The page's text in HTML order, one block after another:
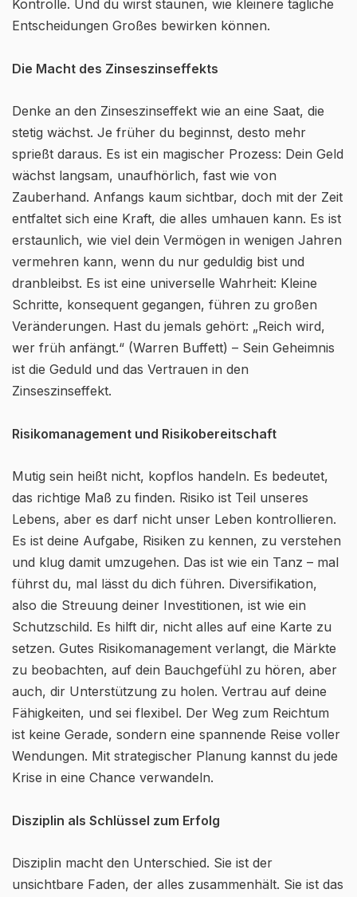
Kontrolle. Und du wirst staunen, wie kleinere tägliche
Entscheidungen Großes bewirken können.
Die Macht des Zinseszinseffekts
Denke an den Zinseszinseffekt wie an eine Saat, die
stetig wächst. Je früher du beginnst, desto mehr
sprießt daraus. Es ist ein magischer Prozess: Dein Geld
wächst langsam, unaufhörlich, fast wie von
Zauberhand. Anfangs kaum sichtbar, doch mit der Zeit
entfaltet sich eine Kraft, die alles umhauen kann. Es ist
erstaunlich, wie viel dein Vermögen in wenigen Jahren
vermehren kann, wenn du nur geduldig bist und
dranbleibst. Es ist eine universelle Wahrheit: Kleine
Schritte, konsequent gegangen, führen zu großen
Veränderungen. Hast du jemals gehört: „Reich wird,
wer früh anfängt.“ (Warren Buffett) – Sein Geheimnis
ist die Geduld und das Vertrauen in den
Zinseszinseffekt.
Risikomanagement und Risikobereitschaft
Mutig sein heißt nicht, kopflos handeln. Es bedeutet,
das richtige Maß zu finden. Risiko ist Teil unseres
Lebens, aber es darf nicht unser Leben kontrollieren.
Es ist deine Aufgabe, Risiken zu kennen, zu verstehen
und klug damit umzugehen. Das ist wie ein Tanz – mal
führst du, mal lässt du dich führen. Diversifikation,
also die Streuung deiner Investitionen, ist wie ein
Schutzschild. Es hilft dir, nicht alles auf eine Karte zu
setzen. Gutes Risikomanagement verlangt, die Märkte
zu beobachten, auf dein Bauchgefühl zu hören, aber
auch, dir Unterstützung zu holen. Vertrau auf deine
Fähigkeiten, und sei flexibel. Der Weg zum Reichtum
ist keine Gerade, sondern eine spannende Reise voller
Wendungen. Mit strategischer Planung kannst du jede
Krise in eine Chance verwandeln.
Disziplin als Schlüssel zum Erfolg
Disziplin macht den Unterschied. Sie ist der
unsichtbare Faden, der alles zusammenhält. Sie ist das